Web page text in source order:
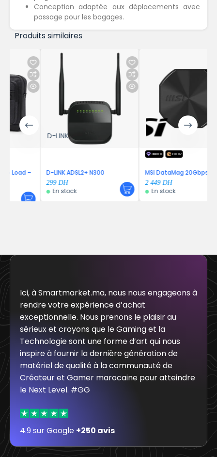
Conception adaptée aux déplacements avec
passage pour les bagages.
Produits similaires
–
D-LINK
D-LINK ADSL2+ N300
DH
En stock
OFFER
MSI DataMag 20Gbps
2 449 DH
En stock
Ici, à Smartmarket.ma, nous nous engageons à
rendre votre expérience d’achat
exceptionnelle. Nous prenons le plaisir au
sérieux et croyons que le Gaming et la
Technologie sont une forme d’art qui nous
inspire à fournir la dernière génération de
matériel de qualité à la communauté de
Créateur et Gamer marocaine pour atteindre
le Next Level. #GG
4.9 sur Google +250 avis